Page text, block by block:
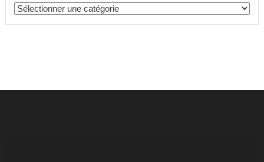
Catégories